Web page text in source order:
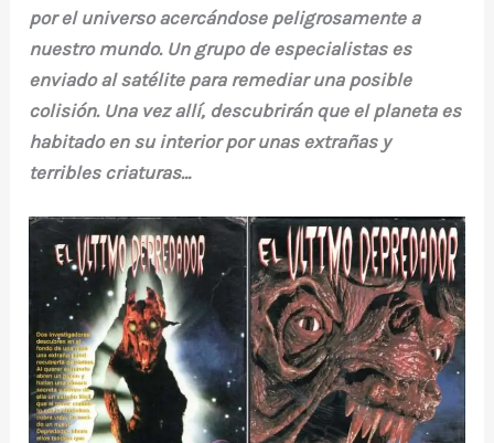
por el universo acercándose peligrosamente a
nuestro mundo. Un grupo de especialistas es
enviado al satélite para remediar una posible
colisión. Una vez allí, descubrirán que el planeta es
habitado en su interior por unas extrañas y
terribles criaturas…